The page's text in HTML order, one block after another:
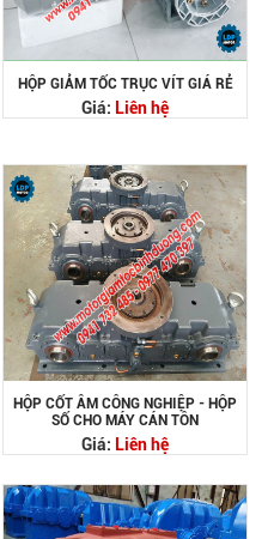
HỘP GIẢM TỐC TRỤC VÍT GIÁ RẺ
Giá: Liên hệ
HỘP CỐT ÂM CÔNG NGHIỆP - HỘP
SỐ CHO MÁY CÁN TÔN
Giá: Liên hệ